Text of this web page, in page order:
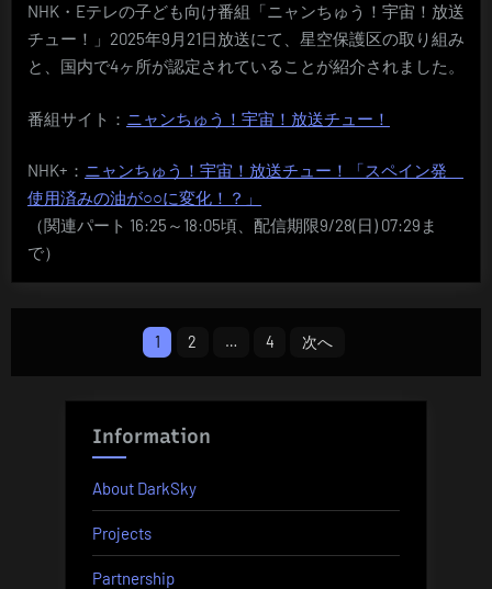
NHK・Eテレの子ども向け番組「ニャンちゅう！宇宙！放送
チュー！」2025年9月21日放送にて、星空保護区の取り組み
と、国内で4ヶ所が認定されていることが紹介されました。
番組サイト： ニャンちゅう！宇宙！放送チュー！
NHK+： ニャンちゅう！宇宙！放送チュー！「スペイン発
使用済みの油が○○に変化！？」
（関連パート 16:25～18:05頃、配信期限9/28(日) 07:29ま
で）
1 2 … 4 次へ
Information
About DarkSky
Projects
Partnership